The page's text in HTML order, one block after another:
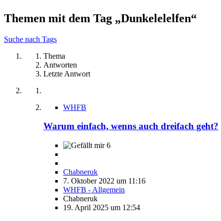
Themen mit dem Tag „Dunkelelelfen“
Suche nach Tags
Thema
Antworten
Letzte Antwort
WHFB
Warum einfach, wenns auch dreifach geht?
6
Chabneruk
7. Oktober 2022 um 11:16
WHFB - Allgemein
Chabneruk
19. April 2025 um 12:54